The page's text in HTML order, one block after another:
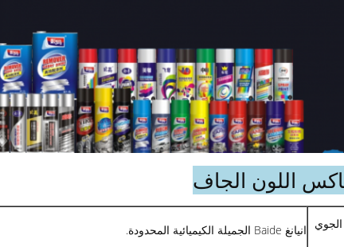
اللون الجاف
الجوي انيانغ Baide الجميلة الكيميائية المحدودة.